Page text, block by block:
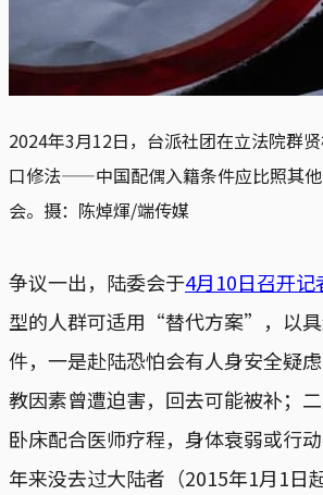
2024年3月12日，台派社团在立法院群
口修法——中国配偶入籍条件应比照其
会。摄：陈焯煇/端传媒
争议一出，陆委会于4月10日召开记
型的人群可适用“替代方案”，以
件，一是赴陆恐怕会有人身安全疑
教因素曾遭迫害，回去可能被补；
卧床配合医师疗程，身体衰弱或行
年来没去过大陆者（2015年1月1日